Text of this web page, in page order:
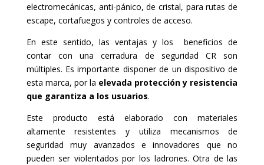
electromecánicas, anti-pánico, de cristal, para rutas de
escape, cortafuegos y controles de acceso.
En este sentido, las ventajas y los beneficios de
contar con una cerradura de seguridad CR son
múltiples. Es importante disponer de un dispositivo de
esta marca, por la elevada protección y resistencia
que garantiza a los usuarios.
Este producto está elaborado con materiales
altamente resistentes y utiliza mecanismos de
seguridad muy avanzados e innovadores que no
pueden ser violentados por los ladrones. Otra de las